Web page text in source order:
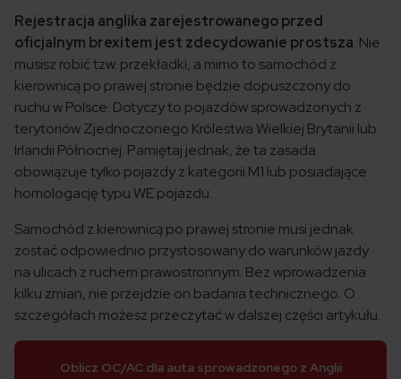
Rejestracja anglika zarejestrowanego przed
oficjalnym brexitem jest zdecydowanie prostsza. Nie
musisz robić tzw. przekładki, a mimo to samochód z
kierownicą po prawej stronie będzie dopuszczony do
ruchu w Polsce. Dotyczy to pojazdów sprowadzonych z
terytoriów Zjednoczonego Królestwa Wielkiej Brytanii lub
Irlandii Północnej. Pamiętaj jednak, że ta zasada
obowiązuje tylko pojazdy z kategorii M1 lub posiadające
homologację typu WE pojazdu.
Samochód z kierownicą po prawej stronie musi jednak
zostać odpowiednio przystosowany do warunków jazdy
na ulicach z ruchem prawostronnym. Bez wprowadzenia
kilku zmian, nie przejdzie on badania technicznego. O
szczegółach możesz przeczytać w dalszej części artykułu.
Oblicz OC/AC dla auta sprowadzonego z Anglii